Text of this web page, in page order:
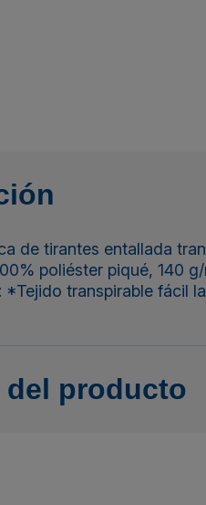
de tirantes entallada
poliéster piqué, 140 g/
*Tejido transpirable fácil
del producto